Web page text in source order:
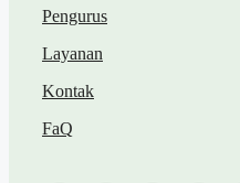
Pengurus
Layanan
Kontak
FaQ